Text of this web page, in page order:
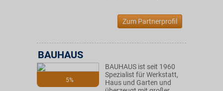
Zum Partnerprofil
5%
BAUHAUS
BAUHAUS ist seit 1960
Spezialist für Werkstatt,
Haus und Garten und